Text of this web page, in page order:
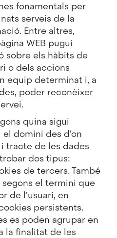
fonamentals per
serveis de la
Entre altres,
WEB pugui
sobre els hàbits de
o dels accions
equip determinat i, a
poder reconèixer
quina sigui
domini des d'on
tracte de les dades
dos tipus:
de tercers. També
el termini que
de l'usuari, en
persistents.
es poden agrupar en
la finalitat de les